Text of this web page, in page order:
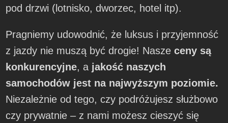
pod drzwi (lotnisko, dworzec, hotel itp).
Pragniemy udowodnić, że luksus i przyjemność
z jazdy nie muszą być drogie! Naszeceny są
konkurencyjne, a jakość naszych
samochodów jest na najwyższym poziomie.
Niezależnie od tego, czy podróżujesz służbowo
czy prywatnie – z nami możesz cieszyć się